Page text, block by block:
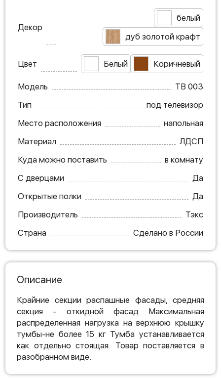
Декор
белый
дуб золотой крафт
Цвет Белый Коричневый
Модель
ТВ 003
Тип
под телевизор
Место расположения
напольная
Материал
ЛДСП
Куда можно поставить
в комнату
С дверцами
Да
Открытые полки
Да
Производитель
Тэкс
Страна
Сделано в России
Описание
Крайние секции распашные фасады, средняя
секция - откидной фасад Максимальная
распределенная нагрузка на верхнюю крышку
тумбы-не более 15 кг Тумба устанавливается
как отдельно стоящая. Товар поставляется в
разобранном виде.